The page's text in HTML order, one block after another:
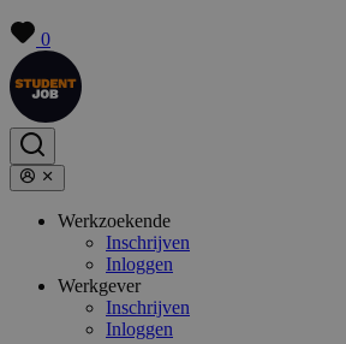
0
Werkzoekende
Inschrijven
Inloggen
Werkgever
Inschrijven
Inloggen